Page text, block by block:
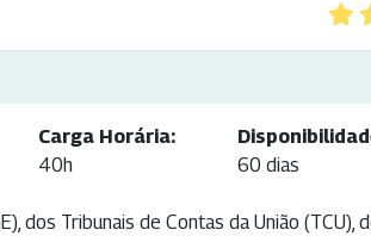
Carga Horária:
40h
60 dias
dos Tribunais de Contas da União (TCU),